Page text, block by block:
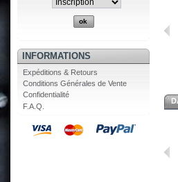
INFORMATIONS
Expéditions & Retours
Conditions Générales de Vente
Confidentialité
F.A.Q.